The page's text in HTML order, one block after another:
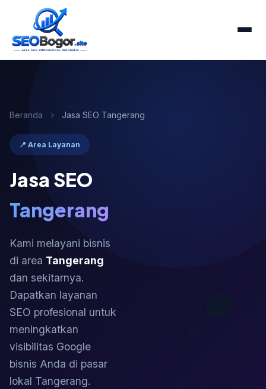
Beranda › Jasa SEO Tangerang
📍 Area Layanan
Jasa SEO
Tangerang
Kami melayani bisnis
di area Tangerang
dan sekitarnya.
Dapatkan layanan
SEO profesional untuk
meningkatkan
visibilitas Google
bisnis Anda di pasar
lokal Tangerang.